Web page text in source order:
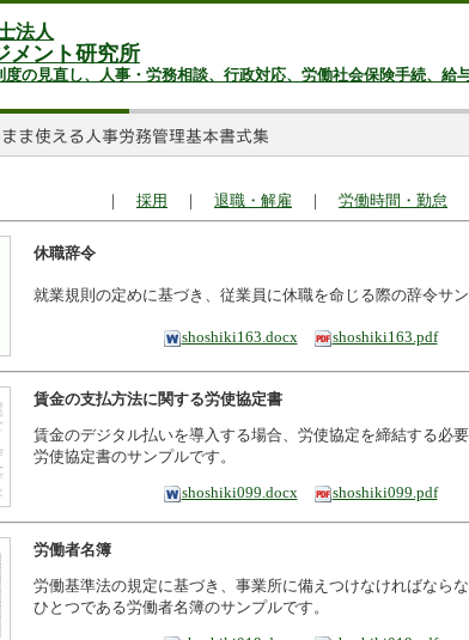
法人
メント研究所
の見直し、人事・労務相談、行政対応、労働社会保険手続、給
｜ 採用 ｜ 退職・解雇 ｜ 労働時間・勤怠
休職辞令
就業規則の定めに基づき、従業員に休職を命じる際の辞令サン
shoshiki163.docx shoshiki163.pdf
賃金の支払方法に関する労使協定書
賃金のデジタル払いを導入する場合、労使協定を締結する必
労使協定書のサンプルです。
shoshiki099.docx
shoshiki099.pdf
労働者名簿
労働基準法の規定に基づき、事業所に備えつけなければなら
ひとつである労働者名簿のサンプルです。